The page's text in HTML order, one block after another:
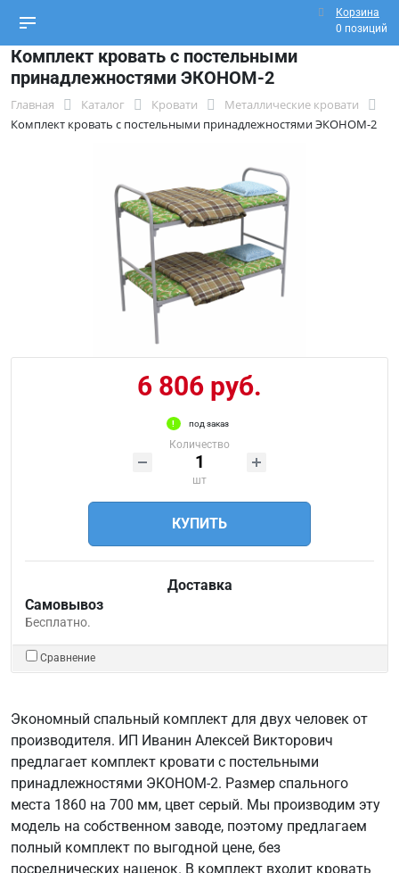
Корзина
0 позиций
Комплект кровать с постельными
принадлежностями ЭКОНОМ-2
Главная Каталог Кровати
Металлические кровати
Комплект кровать с постельными принадлежностями ЭКОНОМ-2
6 806 руб.
под заказ
Количество
шт
КУПИТЬ
Доставка
Самовывоз
Бесплатно.
Сравнение
Экономный спальный комплект для двух человек от
производителя. ИП Иванин Алексей Викторович
предлагает комплект кровати с постельными
принадлежностями ЭКОНОМ-2. Размер спального
места 1860 на 700 мм, цвет серый. Мы производим эту
модель на собственном заводе, поэтому предлагаем
полный комплект по выгодной цене, без
посреднических наценок. В комплект входит кровать